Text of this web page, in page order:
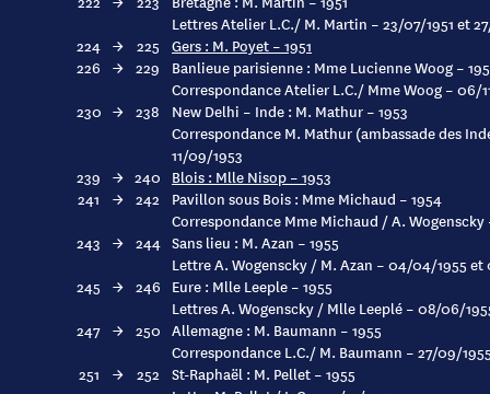
Lettres Atelier L.C./ M. Martin – 23/07/1951 et
224 → 225 Gers : M. Poyet – 1951
226 → 229
Banlieue parisienne : Mme Lucienne Woog –
Correspondance Atelier L.C./ Mme Woog – 06/
230 → 238
New Delhi – Inde : M. Mathur – 1953
Correspondance M. Mathur (ambassade des
11/09/1953
239 → 240 Blois : Mlle Nisop – 1953
241
→ 242 Pavillon sous Bois : Mme Michaud – 1954
Correspondance Mme Michaud / A.
243 → 244 Sans lieu : M. Azan – 1955
Lettre A. Wogenscky / M. Azan – 04/04/1955
245 → 246 Eure : Mlle Leeple – 1955
Lettres A. Wogenscky / Mlle Leeplé – 08/06/
247 → 250 Allemagne : M. Baumann – 1955
Correspondance L.C./ M. Baumann – 27/09/
251
→ 252 St-Raphaël : M. Pellet – 1955